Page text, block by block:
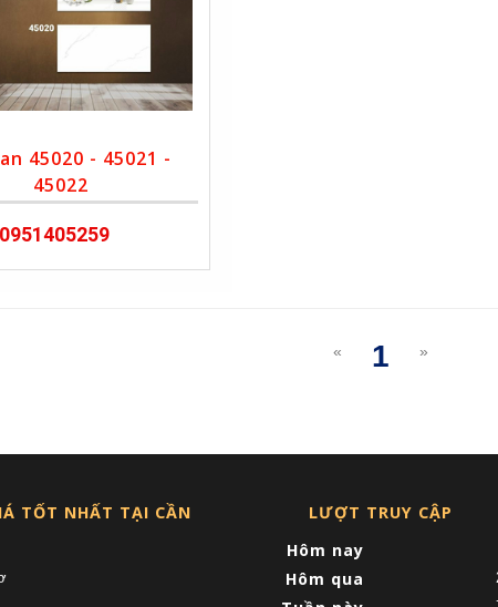
45020 - 45021 -
45022
«
1
»
TỐT NHẤT TẠI CẦN
LƯỢT TRUY CẬP
Hôm nay
Hôm qua